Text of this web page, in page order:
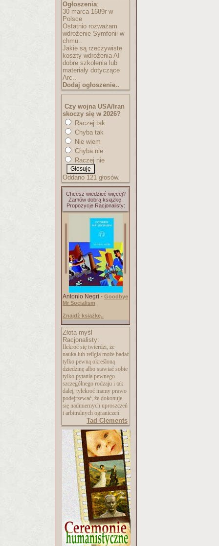
Ogłoszenia:
30 marca 1689r w
Polsce
Ostatnio rozważam
wdrożenie Symfonii w
chmu..
Jakie są rzeczywiste
koszty wdrożenia AI
dobre szkolenia lub
materiały dotyczące
Arc..
Dodaj ogłoszenie..
Czy wojna USA/Iran
skoczy się w 2026?
Raczej tak
Chyba tak
Nie wiem
Chyba nie
Raczej nie
Oddano 121 głosów.
Chcesz wiedzieć więcej?
Zamów dobrą książkę.
Propozycje Racjonalisty:
Antonio Negri - Goodbye
Mr Socialism
Znajdź książkę..
Złota myśl
Racjonalisty:
Ilekroć się twierdzi, że
nauka lub religia może badać
tylko pewną określoną
dziedzinę albo stawiać sobie
tylko pytania pewnego
szczególnego rodzaju i tak
dalej, tylekroć mamy prawo
podejrzewać, że dokonuje
się nadmiernych uproszczeń
i arbitralnych ograniczeń.
Tad Clements